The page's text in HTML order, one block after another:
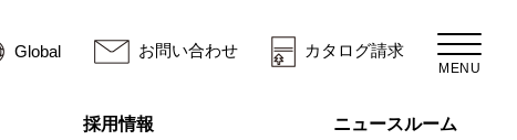
Global お問い合わせ カタログ請求
MENU
採用情報 ニュースルーム